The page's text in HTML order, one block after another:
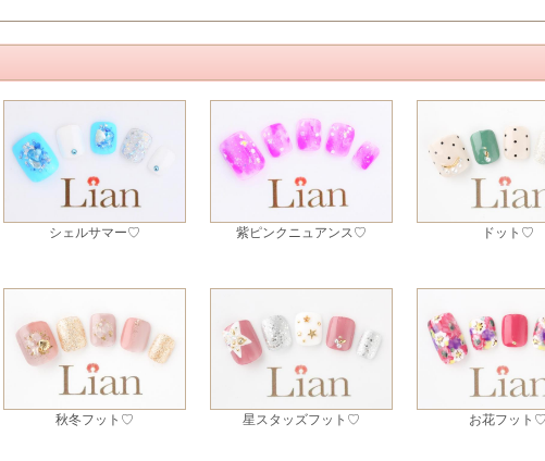
シェルサマー♡ 紫ピンクニュアンス♡ ドット♡
秋冬フット♡ 星スタッズフット♡ お花フット♡